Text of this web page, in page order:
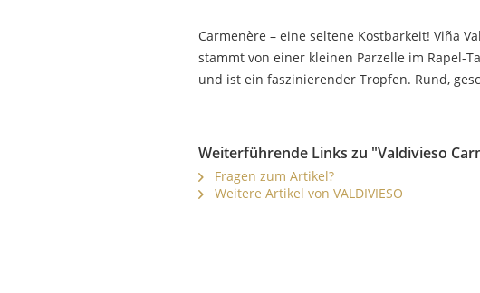
Carmenère – eine seltene Kostbarkeit! Viña
stammt von einer kleinen Parzelle im Rapel-
und ist ein faszinierender Tropfen. Rund,
Weiterführende Links zu "Valdivieso
Fragen zum Artikel?
Weitere Artikel von VALDIVIESO